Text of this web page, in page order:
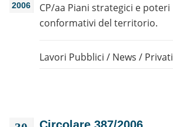
2006
CP/aa Piani strategici e poteri
conformativi del territorio.
Lavori Pubblici / News / Privati